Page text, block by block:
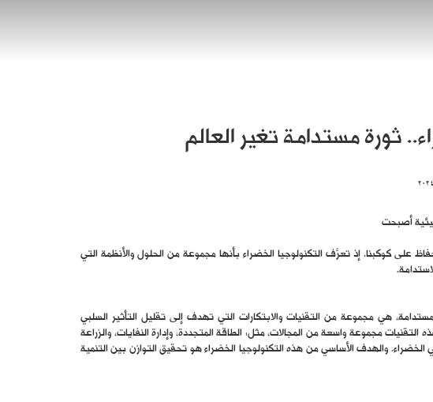
ثورة مستدامة تغير العالم
أصبحت
على كوكبنا. إذ تعرَّف التكنولوجيا الخضراء بأنها مجموعة من الحلول والأنظمة التي
المستدامة، هي مجموعة من التقنيات والابتكارات التي تهدف إلى تقليل التأثير السلبي
مجموعة واسعة من المجالات، مثل: الطاقة المتجددة، وإدارة النفايات، والزراعة
الخضراء. والهدف الأساسي من هذه التكنولوجيا الخضراء هو تحقيق التوازن بين التنمية